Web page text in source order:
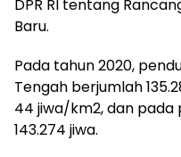
DPR RI tentang
Baru.
Pada tahun 2020,
Tengah berjumlah
44 jiwa/km2, dan
143.274 jiwa.